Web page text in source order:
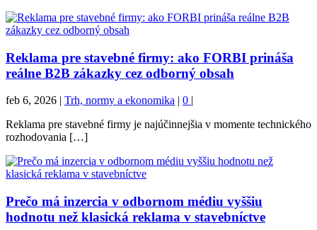
Reklama pre stavebné firmy: ako FORBI prináša
reálne B2B zákazky cez odborný obsah
feb 6, 2026 | Trh, normy a ekonomika | 0 |
Reklama pre stavebné firmy je najúčinnejšia v momente technického
rozhodovania […]
Prečo má inzercia v odbornom médiu vyššiu
hodnotu než klasická reklama v stavebníctve